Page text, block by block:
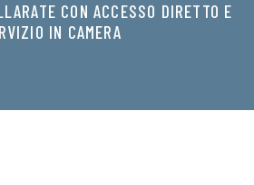
CON ACCESSO DIRETTO E
IN CAMERA